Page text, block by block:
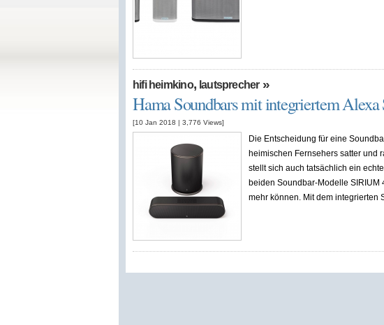
hifi heimkino, lautsprecher»
Hama Soundbars mit integriertem Alexa
[10 Jan 2018 | 3,776 Views]
Die Entscheidung für eine
heimischen Fernsehers satter und
stellt sich auch tatsächlich ein
beiden Soundbar-Modelle SIRIUM
mehr können. Mit dem integrierten